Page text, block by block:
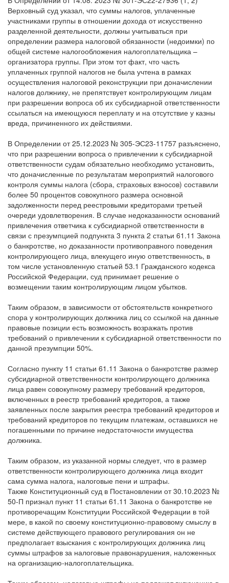
В Определении от 14.08. 2023 № 301-ЭС22-27936 (1, 2)
Верховный суд указал, что суммы налогов, уплаченные
участниками группы в отношении дохода от искусственно
разделенной деятельности, должны учитываться при
определении размера налоговой обязанности (недоимки) по
общей системе налогообложения налогоплательщика –
организатора группы. При этом тот факт, что часть
уплаченных группой налогов не была учтена в рамках
осуществления налоговой реконструкции при доначислении
налогов должнику, не препятствует контролирующим лицам
при разрешении вопроса об их субсидиарной ответственности
ссылаться на имеющуюся переплату и на отсутствие у казны
В Определении от 25.12.2023 № 305-ЭС23-11757 разъяснено,
что при разрешении вопроса о привлечении к субсидиарной
ответственности судам обязательно необходимо установить,
что доначисленные по результатам мероприятий налогового
контроля суммы налога (сбора, страховых взносов) составили
более 50 процентов совокупного размера основной
задолженности перед реестровыми кредиторами третьей
очереди удовлетворения. В случае недоказанности оснований
привлечения ответчика к субсидиарной ответственности в
связи с презумпцией подпункта 3 пункта 2 статьи 61.11 Закона
о банкротстве, но доказанности противоправного поведения
контролирующего лица, влекущего иную ответственность, в
том числе установленную статьей 53.1 Гражданского кодекса
Российской Федерации, суд принимает решение о
Таким образом, в зависимости от обстоятельств конкретного
спора у контролирующих должника лиц со ссылкой на данные
правовые позиции есть возможность возражать против
требований о привлечении к субсидиарной ответственности по
Согласно пункту 11 статьи 61.11 Закона о банкротстве размер
субсидиарной ответственности контролирующего должника
лица равен совокупному размеру требований кредиторов,
включенных в реестр требований кредиторов, а также
заявленных после закрытия реестра требований кредиторов и
требований кредиторов по текущим платежам, оставшихся не
погашенными по причине недостаточности имущества
Таким образом, из указанной нормы следует, что в размер
ответственности контролирующего должника лица входит
сама сумма налога, налоговые пени и штрафы.
Также Конституционный суд в Постановлении от 30.10.2023 №
50-П признал пункт 11 статьи 61.11 Закона о банкротстве не
противоречащим Конституции Российской Федерации в той
мере, в какой по своему конституционно-правовому смыслу в
системе действующего правового регулирования он не
предполагает взыскания с контролирующих должника лиц
суммы штрафов за налоговые правонарушения, наложенных